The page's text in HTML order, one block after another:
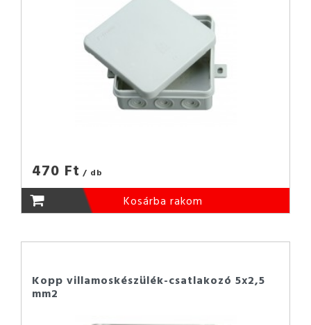
470 Ft / db
Kosárba rakom
Kopp villamoskészülék-csatlakozó 5x2,5
mm2